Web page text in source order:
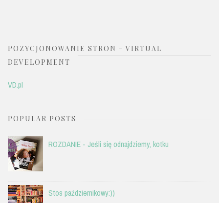
POZYCJONOWANIE STRON - VIRTUAL
DEVELOPMENT
VD.pl
POPULAR POSTS
ROZDANIE - Jeśli się odnajdziemy, kotku
Stos październikowy:))